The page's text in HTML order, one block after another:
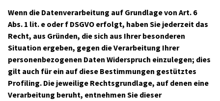
Wenn die Datenverarbeitung auf Grundlage von Art. 6
Abs. 1 lit. e oder f DSGVO erfolgt, haben Sie jederzeit das
Recht, aus Gründen, die sich aus Ihrer besonderen
Situation ergeben, gegen die Verarbeitung Ihrer
personenbezogenen Daten Widerspruch einzulegen; dies
gilt auch für ein auf diese Bestimmungen gestütztes
Profiling. Die jeweilige Rechtsgrundlage, auf denen eine
Verarbeitung beruht, entnehmen Sie dieser